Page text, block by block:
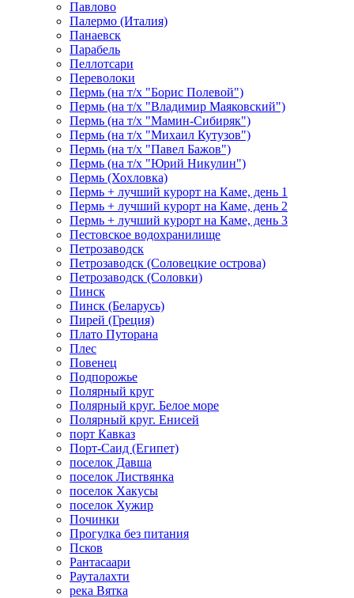
Павлово
Палермо (Италия)
Панаевск
Парабель
Пеллотсари
Переволоки
Пермь (на т/х "Борис Полевой")
Пермь (на т/х "Владимир Маяковский")
Пермь (на т/х "Мамин-Сибиряк")
Пермь (на т/х "Михаил Кутузов")
Пермь (на т/х "Павел Бажов")
Пермь (на т/х "Юрий Никулин")
Пермь (Хохловка)
Пермь + лучший курорт на Каме, день 1
Пермь + лучший курорт на Каме, день 2
Пермь + лучший курорт на Каме, день 3
Пестовское водохранилище
Петрозаводск
Петрозаводск (Соловецкие острова)
Петрозаводск (Соловки)
Пинск
Пинск (Беларусь)
Пирей (Греция)
Плато Путорана
Плес
Повенец
Подпорожье
Полярный круг
Полярный круг. Белое море
Полярный круг. Енисей
порт Кавказ
Порт-Саид (Египет)
поселок Давша
поселок Листвянка
поселок Хакусы
поселок Хужир
Починки
Прогулка без питания
Псков
Рантасаари
Рауталахти
река Вятка